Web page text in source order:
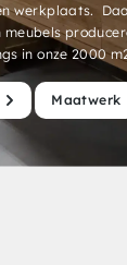
werkplaats.
in onze 2000
Maatwerk